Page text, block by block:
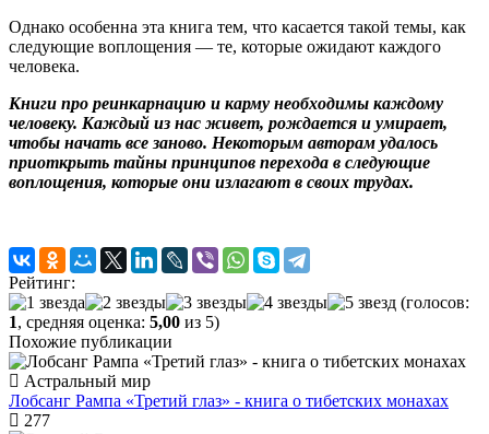
Однако особенна эта книга тем, что касается такой темы, как
следующие воплощения — те, которые ожидают каждого
человека.
Книги про реинкарнацию и карму необходимы каждому
человеку. Каждый из нас живет, рождается и умирает,
чтобы начать все заново. Некоторым авторам удалось
приоткрыть тайны принципов перехода в следующие
воплощения, которые они излагают в своих трудах.
Рейтинг:
(голосов:
1, средняя оценка: 5,00 из 5)
Похожие публикации
Астральный мир
Лобсанг Рампа «Третий глаз» - книга о тибетских монахах
277